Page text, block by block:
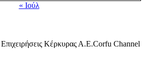
« Ιούλ
Επιχειρήσεις Κέρκυρας Α.Ε.Corfu Channel